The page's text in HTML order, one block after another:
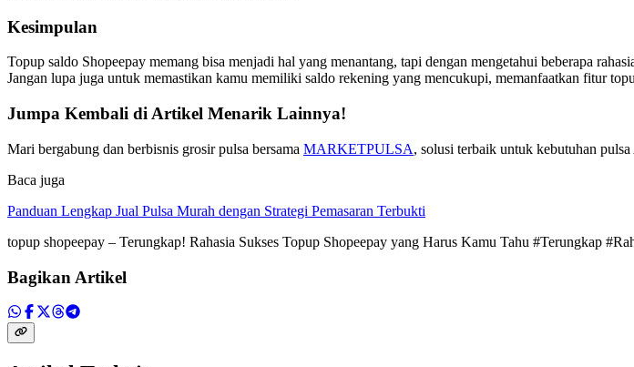
Kesimpulan
Topup saldo Shopeepay memang bisa menjadi hal yang menantang, tapi dengan mengetahui beberapa
Jangan lupa juga untuk memastikan kamu memiliki saldo rekening yang mencukupi, memanfaatkan fitur
Jumpa Kembali di Artikel Menarik Lainnya!
Mari bergabung dan berbisnis grosir pulsa bersama MARKETPULSA, solusi terbaik untuk kebutuhan
Baca juga
Panduan Lengkap Jual Pulsa Murah dengan Strategi Pemasaran Terbukti
topup shopeepay – Terungkap! Rahasia Sukses Topup Shopeepay yang Harus Kamu Tahu #Terungkap
Bagikan Artikel